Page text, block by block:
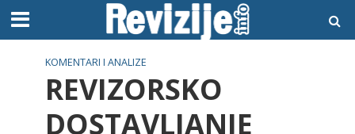
KOMENTARI I ANALIZE
REVIZORSKO
DOSTAVLJANJE